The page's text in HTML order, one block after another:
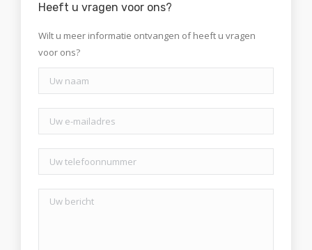
Heeft u vragen voor ons?
Wilt u meer informatie ontvangen of heeft u vragen
voor ons?